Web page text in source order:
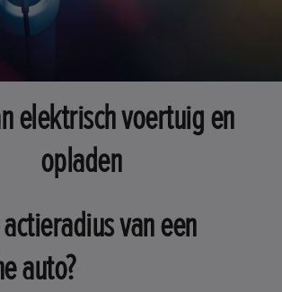
elektrisch voertuig en
opladen
van een
auto?